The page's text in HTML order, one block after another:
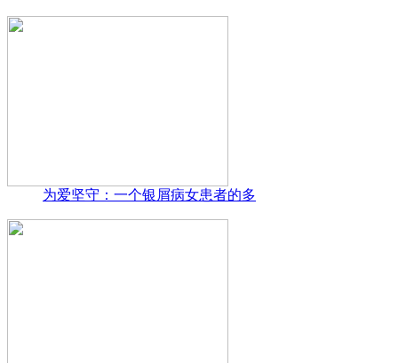
为爱坚守：一个银屑病女患者的多